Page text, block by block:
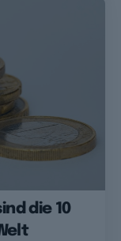
die 10